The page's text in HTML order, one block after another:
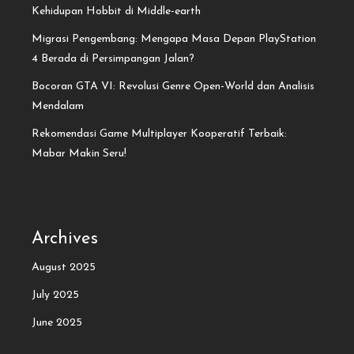
Kehidupan Hobbit di Middle-earth
Migrasi Pengembang: Mengapa Masa Depan PlayStation
4 Berada di Persimpangan Jalan?
Bocoran GTA VI: Revolusi Genre Open-World dan Analisis
Mendalam
Rekomendasi Game Multiplayer Kooperatif Terbaik:
Mabar Makin Seru!
Archives
August 2025
July 2025
June 2025